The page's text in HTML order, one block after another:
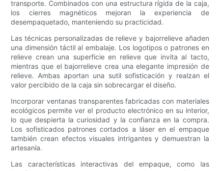
transporte. Combinados con una estructura rígida de la caja,
los cierres magnéticos mejoran la experiencia de
desempaquetado, manteniendo su practicidad.
Las técnicas personalizadas de relieve y bajorrelieve añaden
una dimensión táctil al embalaje. Los logotipos o patrones en
relieve crean una superficie en relieve que invita al tacto,
mientras que el bajorrelieve crea una elegante impresión de
relieve. Ambas aportan una sutil sofisticación y realzan el
valor percibido de la caja sin sobrecargar el diseño.
Incorporar ventanas transparentes fabricadas con materiales
ecológicos permite ver el producto electrónico en su interior,
lo que despierta la curiosidad y la confianza en la compra.
Los sofisticados patrones cortados a láser en el empaque
también crean efectos visuales intrigantes y demuestran la
artesanía.
Las características interactivas del empaque, como las